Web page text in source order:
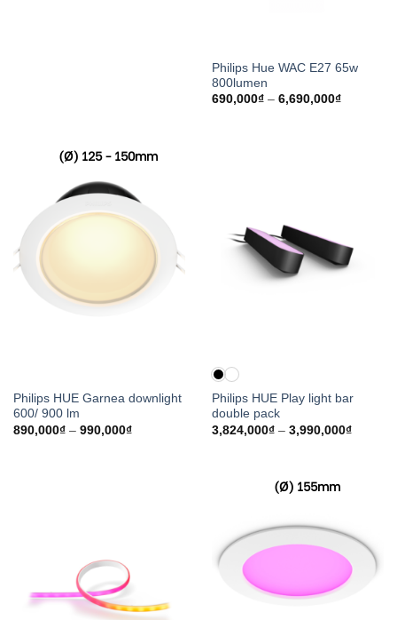
Philips Hue WAC E27 65w
800lumen
690,000₫ – 6,690,000₫Khoảng
Philips HUE Garnea downlight
600/ 900 lm
890,000₫ – 990,000₫Khoảng
(Ø) 125 - 150mm
Philips HUE Play light bar
double pack
3,824,000₫ – 3,990,000₫Khoảng
(Ø) 155mm